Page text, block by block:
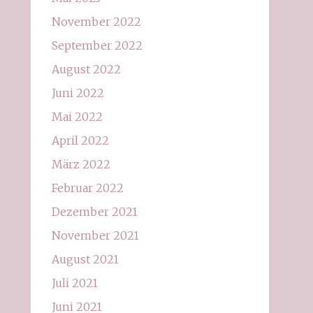
November 2022
September 2022
August 2022
Juni 2022
Mai 2022
April 2022
März 2022
Februar 2022
Dezember 2021
November 2021
August 2021
Juli 2021
Juni 2021